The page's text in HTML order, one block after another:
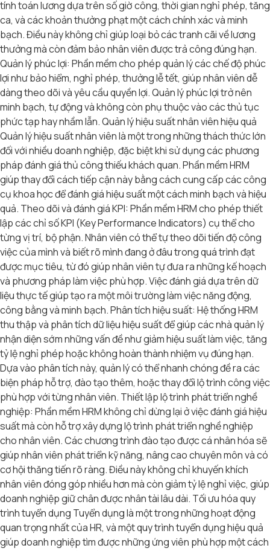
tính toán lương dựa trên số giờ công, thời gian nghỉ phép, tăng
ca, và các khoản thưởng phạt một cách chính xác và minh
bạch. Điều này không chỉ giúp loại bỏ các tranh cãi về lương
thưởng mà còn đảm bảo nhân viên được trả công đúng hạn.
Quản lý phúc lợi: Phần mềm cho phép quản lý các chế độ phúc
lợi như bảo hiểm, nghỉ phép, thưởng lễ tết, giúp nhân viên dễ
dàng theo dõi và yêu cầu quyền lợi. Quản lý phúc lợi trở nên
minh bạch, tự động và không còn phụ thuộc vào các thủ tục
phức tạp hay nhầm lẫn. Quản lý hiệu suất nhân viên hiệu quả
Quản lý hiệu suất nhân viên là một trong những thách thức lớn
đối với nhiều doanh nghiệp, đặc biệt khi sử dụng các phương
pháp đánh giá thủ công thiếu khách quan. Phần mềm HRM
giúp thay đổi cách tiếp cận này bằng cách cung cấp các công
cụ khoa học để đánh giá hiệu suất một cách minh bạch và hiệu
quả. Theo dõi và đánh giá KPI: Phần mềm HRM cho phép thiết
lập các chỉ số KPI (Key Performance Indicators) cụ thể cho
từng vị trí, bộ phận. Nhân viên có thể tự theo dõi tiến độ công
việc của mình và biết rõ mình đang ở đâu trong quá trình đạt
được mục tiêu, từ đó giúp nhân viên tự đưa ra những kế hoạch
và phương pháp làm việc phù hợp. Việc đánh giá dựa trên dữ
liệu thực tế giúp tạo ra một môi trường làm việc năng động,
công bằng và minh bạch. Phân tích hiệu suất: Hệ thống HRM
thu thập và phân tích dữ liệu hiệu suất để giúp các nhà quản lý
nhận diện sớm những vấn đề như giảm hiệu suất làm việc, tăng
tỷ lệ nghỉ phép hoặc không hoàn thành nhiệm vụ đúng hạn.
Dựa vào phân tích này, quản lý có thể nhanh chóng đề ra các
biện pháp hỗ trợ, đào tạo thêm, hoặc thay đổi lộ trình công việc
phù hợp với từng nhân viên. Thiết lập lộ trình phát triển nghề
nghiệp: Phần mềm HRM không chỉ dừng lại ở việc đánh giá hiệu
suất mà còn hỗ trợ xây dựng lộ trình phát triển nghề nghiệp
cho nhân viên. Các chương trình đào tạo được cá nhân hóa sẽ
giúp nhân viên phát triển kỹ năng, nâng cao chuyên môn và có
cơ hội thăng tiến rõ ràng. Điều này không chỉ khuyến khích
nhân viên đóng góp nhiều hơn mà còn giảm tỷ lệ nghỉ việc, giúp
doanh nghiệp giữ chân được nhân tài lâu dài. Tối ưu hóa quy
trình tuyển dụng Tuyển dụng là một trong những hoạt động
quan trọng nhất của HR, và một quy trình tuyển dụng hiệu quả
giúp doanh nghiệp tìm được những ứng viên phù hợp một cách